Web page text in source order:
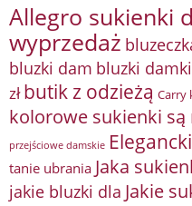
Allegro sukienki
wyprzedaż
bluzki dam bluzki
zł butik z odzieżą Carry
kolorowe sukienki są
przejściowe damskie
tanie ubrania Jaka
jakie bluzki dla Jakie